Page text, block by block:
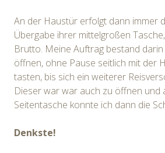
An der Haustür erfolgt dann immer
Übergabe ihrer mittelgroßen
Brutto. Meine Auftrag bestand
öffnen, ohne Pause seitlich mit der
tasten, bis sich ein weiterer
Dieser war war auch zu öffnen und
Seitentasche konnte ich dann die
Denkste!